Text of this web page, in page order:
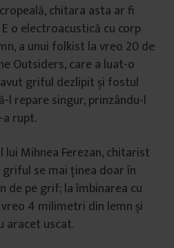
chitara asta ar fi
o electroacustică cu corp
a unui folkist la vreo 20 de
Outsiders, care a luat-o
griful dezlipit și fostul
repare singur, prinzându-l
rupt.
lui Mihnea Ferezan, chitarist
se mai ținea doar în
de pe grif; la îmbinarea cu
4 milimetri din lemn și
aracet uscat.